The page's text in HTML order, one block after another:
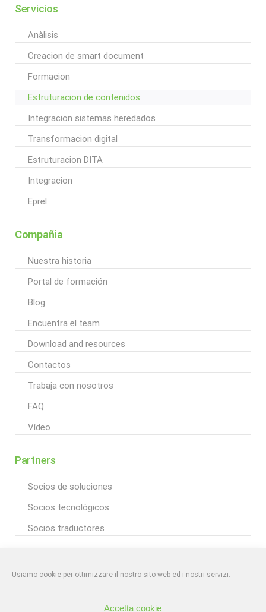
Usiamo cookie per ottimizzare il nostro sito web ed i nostri servizi.
Accetta cookie
Servicios
Anàlisis
Creacion de smart document
Formacion
Estruturacion de contenidos
Integracion sistemas heredados
Transformacion digital
Estruturacion DITA
Integracion
Eprel
Compañia
Nuestra historia
Portal de formación
Blog
Encuentra el team
Download and resources
Contactos
Trabaja con nosotros
FAQ
Vídeo
Partners
Socios de soluciones
Socios tecnológicos
Socios traductores